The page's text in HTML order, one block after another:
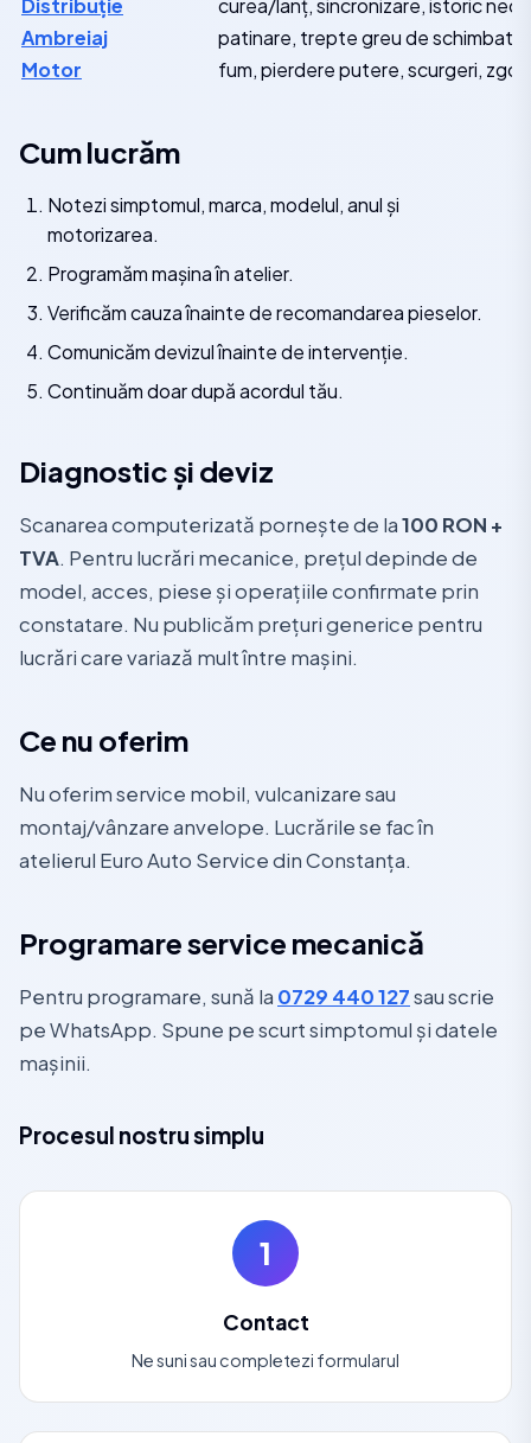
Distribuție
curea/lanț, sincronizare, istoric
Ambreiaj
patinare, trepte greu de schimbat,
Motor
fum, pierdere putere, scurgeri,
Cum lucrăm
Notezi simptomul, marca, modelul, anul și
motorizarea.
Programăm mașina în atelier.
Verificăm cauza înainte de recomandarea pieselor.
Comunicăm devizul înainte de intervenție.
Continuăm doar după acordul tău.
Diagnostic și deviz
Scanarea computerizată pornește de la100 RON +
TVA. Pentru lucrări mecanice, prețul depinde de
model, acces, piese și operațiile confirmate prin
constatare. Nu publicăm prețuri generice pentru
lucrări care variază mult între mașini.
Ce nu oferim
Nu oferim service mobil, vulcanizare sau
montaj/vânzare anvelope. Lucrările se fac în
atelierul Euro Auto Service din Constanța.
Programare service mecanică
Pentru programare, sună la 0729 440 127sau scrie
pe WhatsApp. Spune pe scurt simptomul și datele
mașinii.
Procesul nostru simplu
1
Contact
Ne suni sau completezi formularul